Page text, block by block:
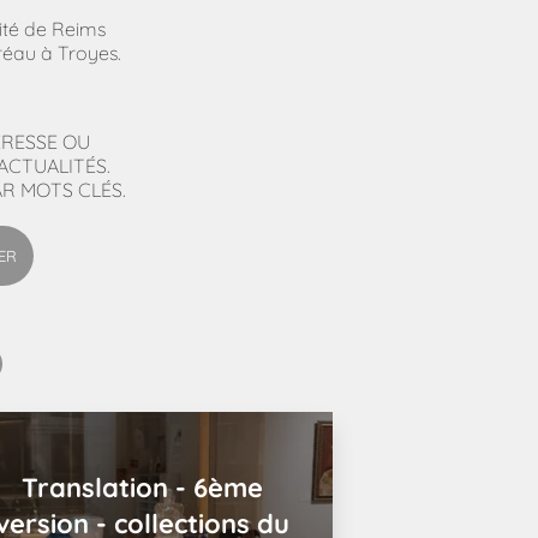
de Reims
à Troyes.
Translation - 6ème
- collections du
OU
MOTS CLÉS.